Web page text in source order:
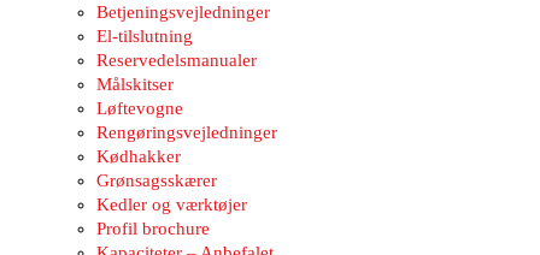
Betjeningsvejledninger
El-tilslutning
Reservedelsmanualer
Målskitser
Løftevogne
Rengøringsvejledninger
Kødhakker
Grønsagsskærer
Kedler og værktøjer
Profil brochure